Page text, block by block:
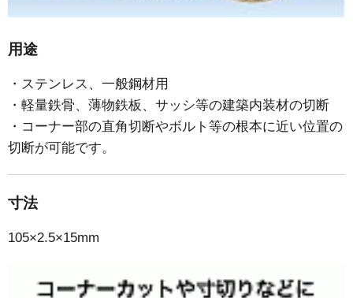
用途
・ステンレス、一般鋼材用
・軽量鉄骨、薄物鉄板、サッシ等の建築内装材の切断
・コーナー部の直角切断やボルト等の根本に近い位置の
切断が可能です。
寸法
105×2.5×15mm